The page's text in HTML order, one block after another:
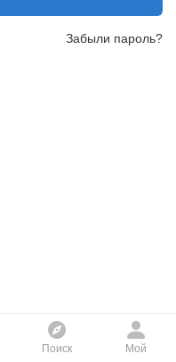
Забыли пароль?
Поиск Мой